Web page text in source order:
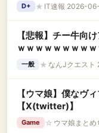
D+ ★ IT速報 2026-
【悲報】チー牛向
ｗｗｗｗｗｗｗｗｗ
一般 ★ なんJクエス
【ウマ娘】僕なヴ
【X(twitter)】
Game ☆ ウマ娘まと